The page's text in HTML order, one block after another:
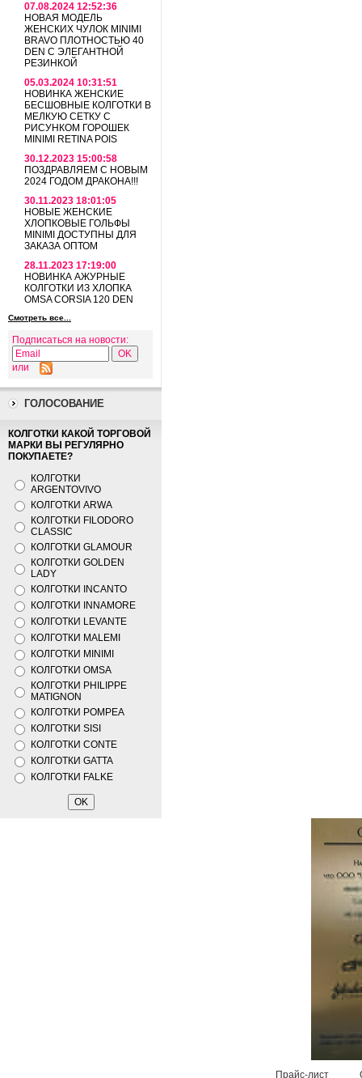
07.08.2024 12:52:36
НОВАЯ МОДЕЛЬ
ЖЕНСКИХ ЧУЛОК MINIMI
BRAVO ПЛОТНОСТЬЮ 40
DEN С ЭЛЕГАНТНОЙ
РЕЗИНКОЙ
05.03.2024 10:31:51
НОВИНКА ЖЕНСКИЕ
БЕСШОВНЫЕ КОЛГОТКИ В
МЕЛКУЮ СЕТКУ С
РИСУНКОМ ГОРОШЕК
MINIMI RETINA POIS
30.12.2023 15:00:58
ПОЗДРАВЛЯЕМ С НОВЫМ
2024 ГОДОМ ДРАКОНА!!!
30.11.2023 18:01:05
НОВЫЕ ЖЕНСКИЕ
ХЛОПКОВЫЕ ГОЛЬФЫ
MINIMI ДОСТУПНЫ ДЛЯ
ЗАКАЗА ОПТОМ
28.11.2023 17:19:00
НОВИНКА АЖУРНЫЕ
КОЛГОТКИ ИЗ ХЛОПКА
OMSA CORSIA 120 DEN
Смотреть все...
Подписаться на новости:
или
ГОЛОСОВАНИЕ
КОЛГОТКИ КАКОЙ ТОРГОВОЙ
МАРКИ ВЫ РЕГУЛЯРНО
ПОКУПАЕТЕ?
КОЛГОТКИ
ARGENTOVIVO
КОЛГОТКИ ARWA
КОЛГОТКИ FILODORO
CLASSIC
КОЛГОТКИ GLAMOUR
КОЛГОТКИ GOLDEN
LADY
КОЛГОТКИ INCANTO
КОЛГОТКИ INNAMORE
КОЛГОТКИ LEVANTE
КОЛГОТКИ MALEMI
КОЛГОТКИ MINIMI
КОЛГОТКИ OMSA
КОЛГОТКИ PHILIPPE
MATIGNON
КОЛГОТКИ POMPEA
КОЛГОТКИ SISI
КОЛГОТКИ CONTE
КОЛГОТКИ GATTA
КОЛГОТКИ FALKE
Прайс-лист